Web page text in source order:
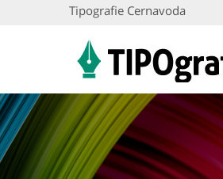
Tipografie Cernavoda